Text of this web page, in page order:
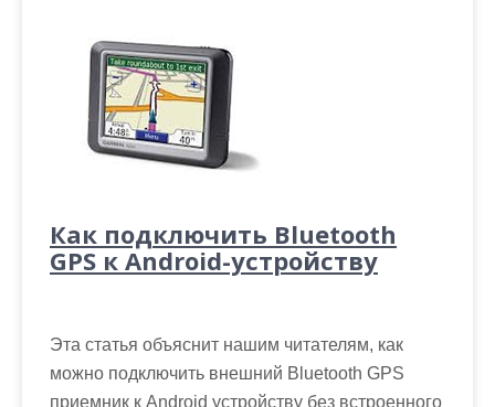
Как подключить Bluetooth
GPS к Android-устройству
Эта статья объяснит нашим читателям, как
можно подключить внешний Bluеtooth GРS
приемник к Аndroid устройству без встроенного